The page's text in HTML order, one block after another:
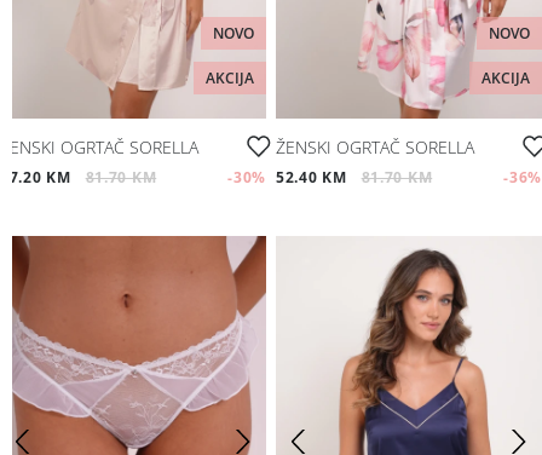
NOVO
AKCIJA
ŽENSKI OGRTAČ SORELLA
57.20 KM 81.70 KM -30%
NOVO
AKCIJA
ŽENSKI OGRTAČ SORELLA
52.40 KM 81.70 KM -36%